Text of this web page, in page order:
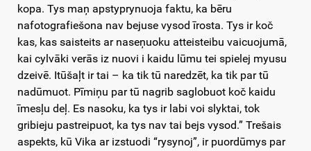
kopa. Tys maņ apstyprynuoja faktu, ka bēru
nafotografiešona nav bejuse vysod īrosta. Tys ir koč
kas, kas saisteits ar naseņuoku atteisteibu vaicuojumā,
kai cylvāki verās iz nuovi i kaidu lūmu tei spielej myusu
dzeivē. Itūšaļt ir tai – ka tik tū naredzēt, ka tik par tū
nadūmuot. Pīmiņu par tū nagrib saglobuot koč kaidu
īmesļu deļ. Es nasoku, ka tys ir labi voi slyktai, tok
gribieju pastreipuot, ka tys nav tai bejs vysod.” Trešais
aspekts, kū Vika ar izstuodi “rysynoj”, ir puordūmys par